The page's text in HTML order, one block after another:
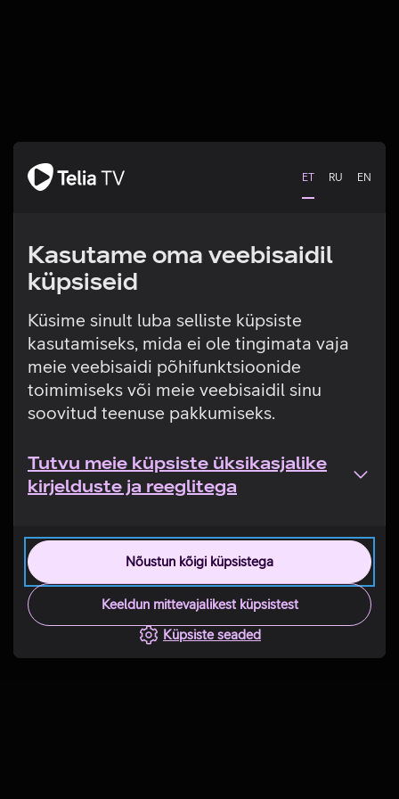
ET RU EN
Kasutame oma veebisaidil
küpsiseid
Küsime sinult luba selliste küpsiste
kasutamiseks, mida ei ole tingimata vaja
meie veebisaidi põhifunktsioonide
toimimiseks või meie veebisaidil sinu
soovitud teenuse pakkumiseks.
Tutvu meie küpsiste üksikasjalike
kirjelduste ja reeglitega
Nõustun kõigi küpsistega
Keeldun mittevajalikest küpsistest
Küpsiste seaded
Tehniline viga